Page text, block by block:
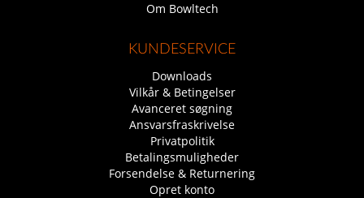
Om Bowltech
KUNDESERVICE
Downloads
Vilkår & Betingelser
Avanceret søgning
Ansvarsfraskrivelse
Privatpolitik
Betalingsmuligheder
Forsendelse & Returnering
Opret konto